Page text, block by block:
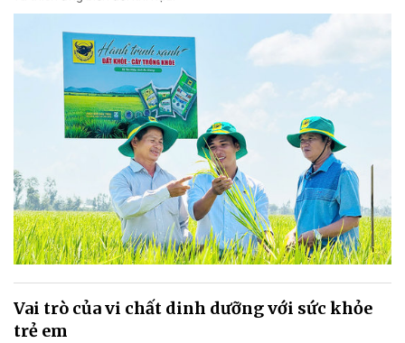
Vai trò của vi chất dinh dưỡng với sức khỏe
trẻ em